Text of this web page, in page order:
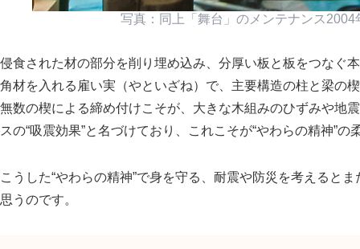
写真：同上 舞台 のメンテナンス2004
侵食された材の部分を削り埋め込み、分厚い板と板をつなぐ
角材を入れる雇い実（やといざね）で、主要構造の柱と梁の
無数の楔による締め付けこそが、大きな木組みのひずみや地
スの“吸震効果”と名づけており、これこそが“やわらの精神”の
こうした“やわらの精神”で身を守る、耐震や防災を考えると
思うのです。